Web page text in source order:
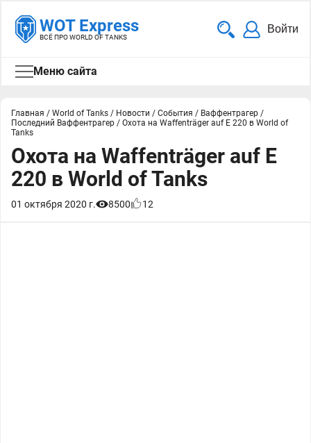
WOT Express
ВСЁ ПРО WORLD OF TANKS
Войти
Меню сайта
Главная / World of Tanks / Новости / События / Ваффентрагер /
Последний Ваффентрагер / Охота на Waffenträger auf E 220 в World of
Tanks
Охота на Waffenträger auf E
220 в World of Tanks
01 октября 2020 г. 8500 12